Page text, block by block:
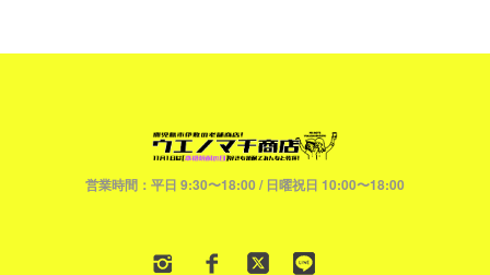
営業時間：平日 9:30〜18:00 / 日曜祝日 10:00〜18:00